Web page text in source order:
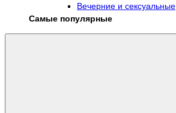
Вечерние и сексуальные
Самые популярные